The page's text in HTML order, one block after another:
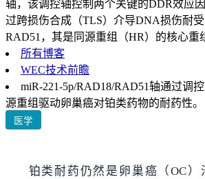
轴，该调控轴控制两个关键的DDR效应
过跨损伤合成（TLS）介导DNA损伤耐
RAD51，其是同源重组（HR）的核心重
所有博客
WEC技术前瞻
miR-221-5p/RAD18/RAD51轴通过调
源重组驱动卵巢癌对铂类药物的耐药性。
医学
铂类耐药仍然是卵巢癌（OC